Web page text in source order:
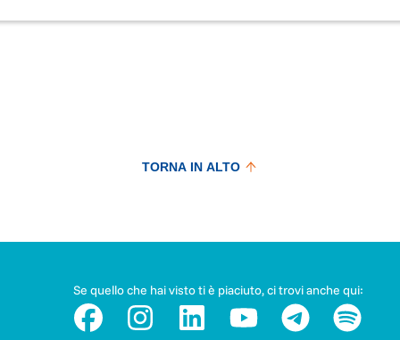
TORNA IN ALTO
Se quello che hai visto ti è piaciuto, ci trovi anche qui: